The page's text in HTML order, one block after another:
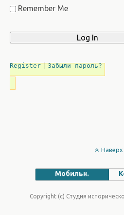
Remember Me
Register Забыли пароль?
Наверх
Мобильн.
Copyright (c) Студия